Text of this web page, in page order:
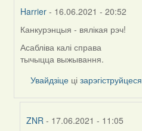
Harrier - 16.06.2021 - 20:52
In
reply
to
ZNR
Канкурэнцыя - вялікая рэч!
Асабліва калі справа
тычыцца выжывання.
Увайдзіце цізарэгіструйцеся
ZNR - 17.06.2021 - 11:05